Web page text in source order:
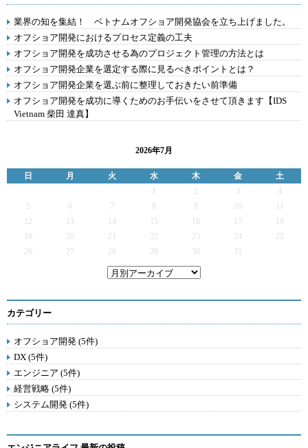
業界の知を集結！ ベトナムオフショア開発協会を立ち上げました。
オフショア開発におけるプロセス定義の工夫
オフショア開発を成功させる為のプロジェクト管理の方法とは
オフショア開発企業を選定する際に見るべきポイントとは？
オフショア開発企業を選ぶ前に整理しておきたい前準備
オフショア開発を成功に導くためのお手伝いをさせて頂きます【IDS
Vietnam 柴田 達真】
2026年7月
日 月 火 水 木 金
土
2 3
4
5
6 7 9
12
13 14 15 16 17
19
20 21 22 23 24
25
26
27 28 29 30 31
カテゴリー
オフショア開発 (5件)
DX (5件)
エンジニア (5件)
経営戦略 (5件)
システム開発 (5件)